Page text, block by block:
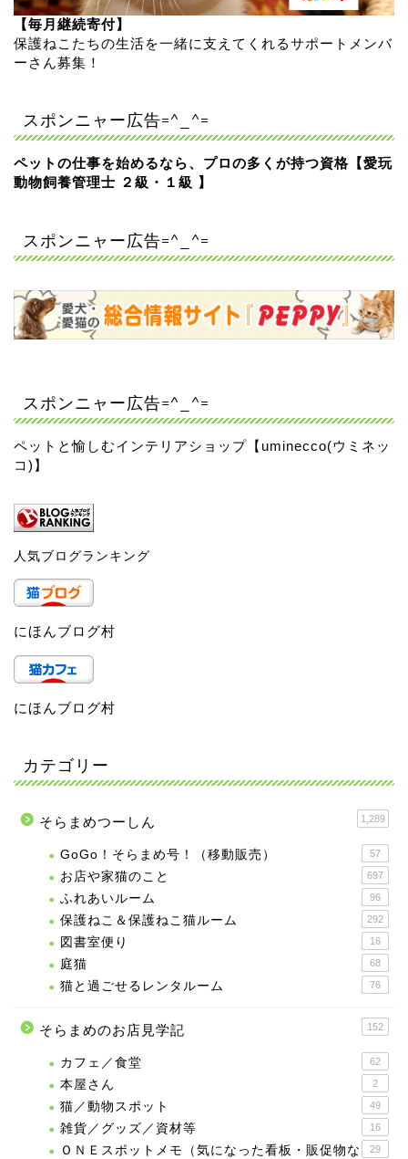
【毎月継続寄付】
保護ねこたちの生活を一緒に支えてくれるサポートメンバ
ーさん募集！
スポンニャー広告=^_^=
ペットの仕事を始めるなら、プロの多くが持つ資格【愛玩
動物飼養管理士 ２級・１級 】
スポンニャー広告=^_^=
スポンニャー広告=^_^=
ペットと愉しむインテリアショップ【uminecco(ウミネッ
コ)】
人気ブログランキング
にほんブログ村
にほんブログ村
カテゴリー
そらまめつーしん 1,289
GoGo！そらまめ号！（移動販売） 57
お店や家猫のこと 697
ふれあいルーム 96
保護ねこ＆保護ねこ猫ルーム 292
図書室便り 16
庭猫 68
猫と過ごせるレンタルーム 76
そらまめのお店見学記 152
カフェ／食堂 62
本屋さん 2
猫／動物スポット 49
雑貨／グッズ／資材等 16
ＯＮＥスポットメモ（気になった看板・販促物な
29